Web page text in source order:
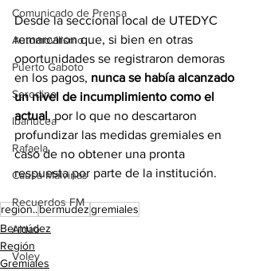
Comunicado de Prensa
Automovilismo
Puerto Gaboto
Serodino
Ibarlucea
Rafaela
Causa Malvinas
Recuerdos FM
Aldao
Voley
Desde la seccional local de UTEDYC
remarcaron que, si bien en otras
oportunidades se registraron demoras
en los pagos, nunca se había alcanzado
un nivel de incumplimiento como el
actual, por lo que no descartaron
profundizar las medidas gremiales en
caso de no obtener una pronta
respuesta por parte de la institución.
region..bermudezgremiales
Bermúdez
Región
Gremiales